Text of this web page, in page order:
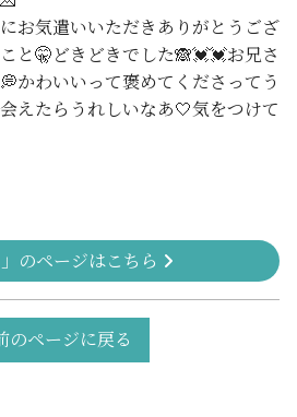
お気遣いいただきありがとうござ
と🤫どきどきでした🙈💓💓お兄さ
かわいいって褒めてくださってう
えたらうれしいなあ🤍気をつけて
」のページはこちら
のページに戻る